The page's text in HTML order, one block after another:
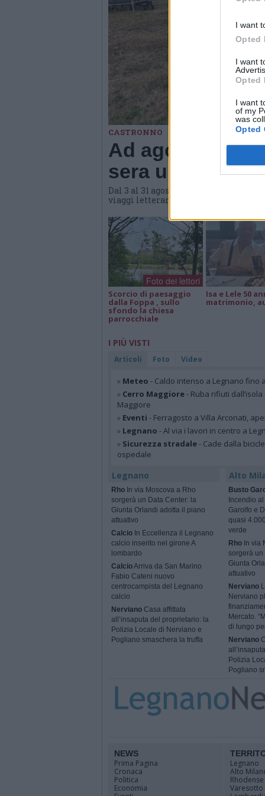
I want
Opted
I want
Opted
I want
of my
was
Opted
CASTRONNO
Ad agosto
sera una
Dal 3 al 31 agosto l'hub culturale di
viaggi letterari e gastronomici,
Foto dei lettori
Scorcio di paesaggio
dalla Foppa , sullo
sfondo la chiesa
parrocchiale
Isa e Lele 50
matrimonio,
I PIÙ VISTI
Articoli Foto Video
» Meteo - Caldo intenso a Legnano fino
» Cerro Maggiore- Ruba rifiuti
Maggiore
» Eventi - Ferragosto a Villa Arconati,
» Legnano - Al via i lavori in centro a
» Sicurezza stradale- Cade dalla
ospedale
Legnano
Rho In via Moscova a Rho
sorgerà un Data Center: la
Giunta Orlandi adotta il piano
attuativo
Calcio In Eccellenza il Legnano
calcio inserito nel girone A
lombardo
CalcioArriva da San Marino
Fabio Cateni nuovo
centrocampista del Legnano
calcio
Nerviano Casa affittata
all’insaputa del proprietario: la
Polizia Locale di Nerviano e
Pogliano smaschera la truffa
Alto
Busto
Incendio
Garolfo e
quasi
verde
RhoIn via
sorgerà un
Giunta
attuativo
Nerviano
Nerviano
Mercato.
di lungo
Nerviano
Polizia
Pogliano
NEWS
Prima Pagina
Cronaca
Politica
Economia
Legnano
Alto
Rhodense
Varesotto